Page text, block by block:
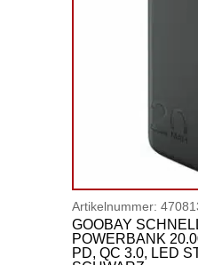
Artikelnummer:
GOOBAY
POWERBANK
PD, QC 3.0, LED